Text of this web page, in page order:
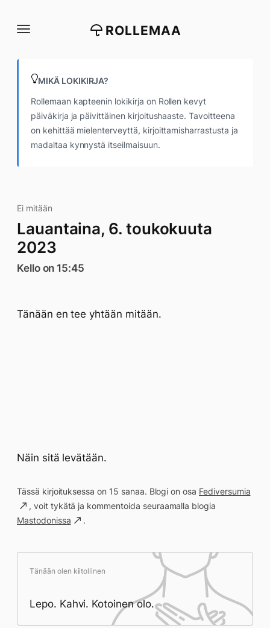
suoraan
ROLLEMAA
MIKÄ LOKIKIRJA?
Rollemaan kapteenin lokikirja on Rollen kevyt
päiväkirja ja päivittäinen kirjoitushaaste. Tavoitteena
on kehittää mielenterveyttä, kirjoittamisharrastusta ja
madaltaa kynnystä itseilmaisuun.
Ei mitään
Lauantaina, 6. toukokuuta
2023
Kello on 15:45
Tänään en tee yhtään mitään.
Näin sitä levätään.
Tässä kirjoituksessa on 15 sanaa. Blogi on osa Fediversumia
, voit tykätä ja kommentoida seuraamalla blogia
Mastodonissa
.
Tänään olen kiitollinen
Lepo. Kahvi. Kotoinen olo.